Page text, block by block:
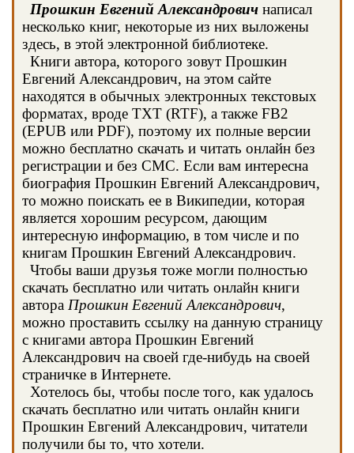
Прошкин Евгений Александрович написал
несколько книг, некоторые из них выложены
здесь, в этой электронной библиотеке.
Книги автора, которого зовут Прошкин
Евгений Александрович, на этом сайте
находятся в обычных электронных текстовых
форматах, вроде TXT (RTF), а также FB2
(EPUB или PDF), поэтому их полные версии
можно бесплатно скачать и читать онлайн без
регистрации и без СМС. Если вам интересна
биография Прошкин Евгений Александрович,
то можно поискать ее в Википедии, которая
является хорошим ресурсом, дающим
интересную информацию, в том числе и по
книгам Прошкин Евгений Александрович.
Чтобы ваши друзья тоже могли полностью
скачать бесплатно или читать онлайн книги
автора Прошкин Евгений Александрович,
можно проставить ссылку на данную страницу
с книгами автора Прошкин Евгений
Александрович на своей где-нибудь на своей
страничке в Интернете.
Хотелось бы, чтобы после того, как удалось
скачать бесплатно или читать онлайн книги
Прошкин Евгений Александрович, читатели
получили бы то, что хотели.